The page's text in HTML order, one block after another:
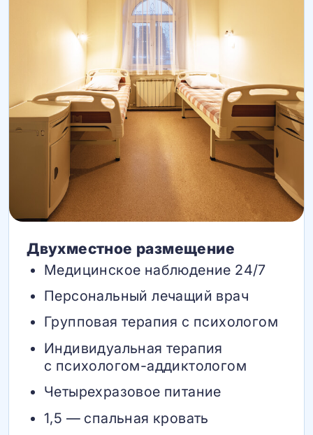
Двухместное размещение
Медицинское наблюдение 24/7
Персональный лечащий врач
Групповая терапия с психологом
Индивидуальная терапия
с психологом-аддиктологом
Четырехразовое питание
1,5 — спальная кровать